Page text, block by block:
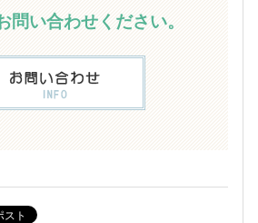
問い合わせください。